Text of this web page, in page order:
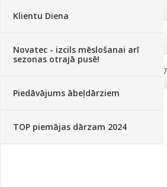
Klientu Diena
Novatec - izcils mēslošanai arī
sezonas otrajā pusē!
Piedāvājums ābeļdārziem
TOP piemājas dārzam 2024